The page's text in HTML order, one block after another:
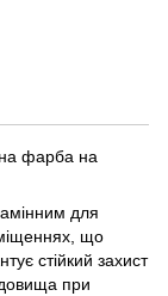
фарба на
для
що
стійкий захист
при